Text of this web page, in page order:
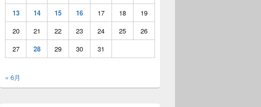
13
14 15 16 17 18
19
20
21 22 23 24 25
26
27
28 29 30 31
« 6月